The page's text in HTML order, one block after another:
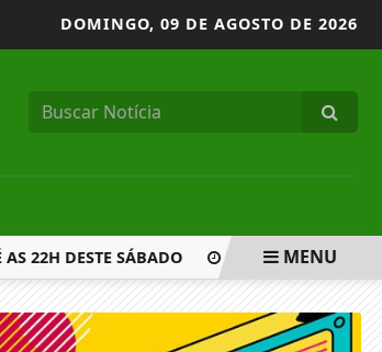
DOMINGO, 09 DE AGOSTO DE 2026
22H DESTE SÁBADO PF FAZ OPERAÇÃO
MENU